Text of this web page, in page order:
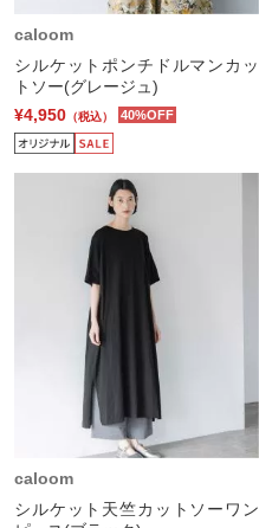
caloom
シルケットポンチドルマンカッ
トソー(グレージュ)
¥4,950 （税込） 40%OFF
caloom
シルケット天竺カットソーワン